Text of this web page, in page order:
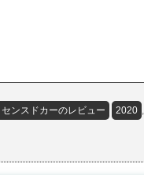
センスドカーのレビュー 2020 ,